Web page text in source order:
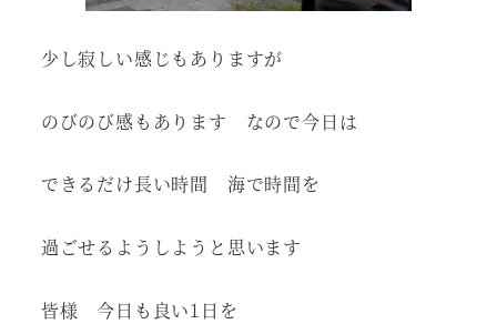
少し寂しい感じもありますが
のびのび感もあります なので今日は
できるだけ長い時間 海で時間を
過ごせるようしようと思います
皆様 今日も良い1日を